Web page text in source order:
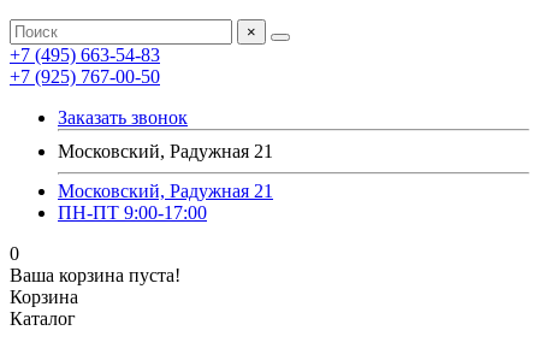
×
+7 (495) 663-54-83
+7 (925) 767-00-50
Заказать звонок
Московский, Радужная 21
Московский, Радужная 21
ПН-ПТ 9:00-17:00
0
Ваша корзина пуста!
Корзина
Каталог